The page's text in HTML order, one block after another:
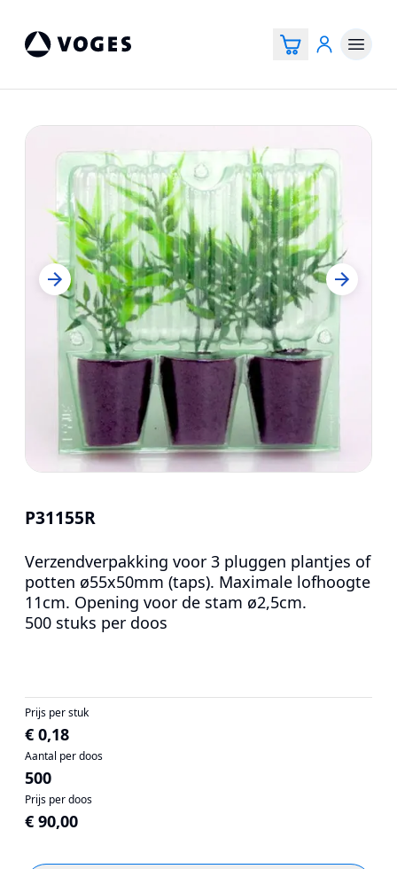
P31155R
Verzendverpakking voor 3 pluggen plantjes of
potten ø55x50mm (taps). Maximale lofhoogte
11cm. Opening voor de stam ø2,5cm.
500 stuks per doos
Prijs per stuk
€ 0,18
Aantal per doos
500
Prijs per doos
€ 90,00